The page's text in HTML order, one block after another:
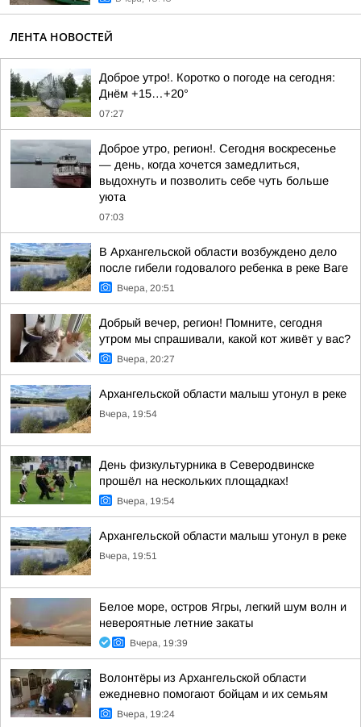
ЛЕНТА НОВОСТЕЙ
Доброе утро!. Коротко о погоде на сегодня:
Днём +15…+20°
07:27
Доброе утро, регион!. Сегодня воскресенье
— день, когда хочется замедлиться,
выдохнуть и позволить себе чуть больше
уюта
07:03
В Архангельской области возбуждено дело
после гибели годовалого ребенка в реке Ваге
Вчера, 20:51
Добрый вечер, регион! Помните, сегодня
утром мы спрашивали, какой кот живёт у вас?
Вчера, 20:27
Архангельской области малыш утонул в реке
Вчера, 19:54
День физкультурника в Северодвинске
прошёл на нескольких площадках!
Вчера, 19:54
Архангельской области малыш утонул в реке
Вчера, 19:51
Белое море, остров Ягры, легкий шум волн и
невероятные летние закаты
Вчера, 19:39
Волонтёры из Архангельской области
ежедневно помогают бойцам и их семьям
Вчера, 19:24